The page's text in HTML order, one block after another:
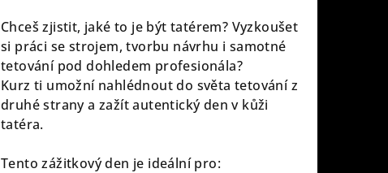
Chceš zjistit, jaké to je být tatérem? Vyzkoušet
si práci se strojem, tvorbu návrhu i samotné
tetování pod dohledem profesionála?
Kurz ti umožní nahlédnout do světa tetování z
druhé strany a zažít autentický den v kůži
tatéra.
Tento zážitkový den je ideální pro: